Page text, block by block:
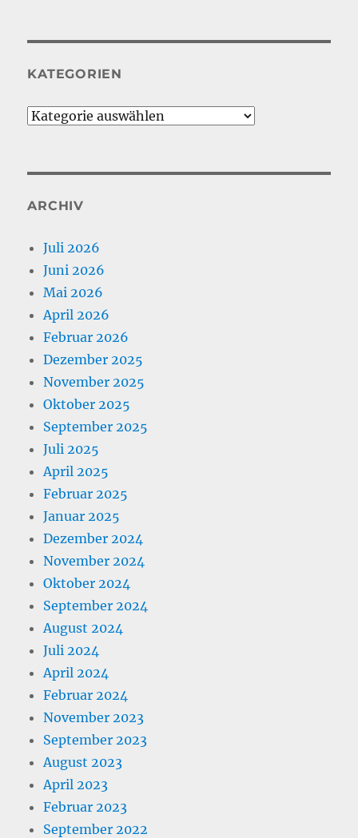
KATEGORIEN
Kategorien
ARCHIV
Juli 2026
Juni 2026
Mai 2026
April 2026
Februar 2026
Dezember 2025
November 2025
Oktober 2025
September 2025
Juli 2025
April 2025
Februar 2025
Januar 2025
Dezember 2024
November 2024
Oktober 2024
September 2024
August 2024
Juli 2024
April 2024
Februar 2024
November 2023
September 2023
August 2023
April 2023
Februar 2023
September 2022